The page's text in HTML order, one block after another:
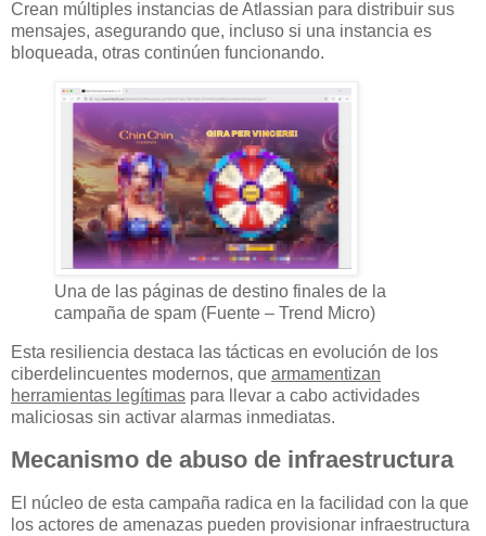
Crean múltiples instancias de Atlassian para distribuir sus
mensajes, asegurando que, incluso si una instancia es
bloqueada, otras continúen funcionando.
Una de las páginas de destino finales de la
campaña de spam (Fuente – Trend Micro)
Esta resiliencia destaca las tácticas en evolución de los
ciberdelincuentes modernos, que armamentizan
herramientas legítimas para llevar a cabo actividades
maliciosas sin activar alarmas inmediatas.
Mecanismo de abuso de infraestructura
El núcleo de esta campaña radica en la facilidad con la que
los actores de amenazas pueden provisionar infraestructura